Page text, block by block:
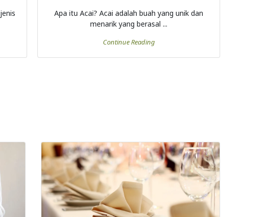
Apa itu Acai? Acai adalah buah yang unik dan
menarik yang berasal ...
Continue Reading